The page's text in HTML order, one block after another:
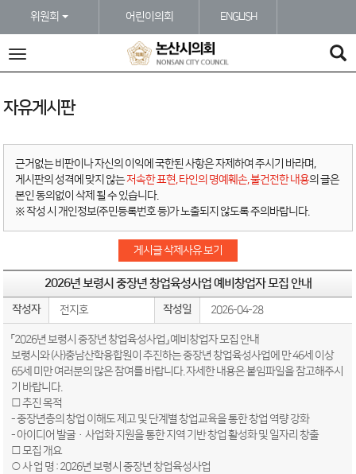
위원회
어린이의회 ENGLISH
전
자유게시판
근거없는 비판이나 자신의 이익에 국한된 사항은 자제하여 주시기 바라며,
게시판의 성격에 맞지 않는저속한 표현, 타인의 명예훼손, 불건전한 내용의 글은
본인 동의없이 삭제 될 수 있습니다.
※ 작성 시 개인정보(주민등록번호 등)가 노출되지 않도록 주의바랍니다.
게시글 삭제사유 보기
2026년 보령시 중장년 창업육성사업 예비창업자 모집 안내
작성자 전지호 작성일 2026-04-28
「2026년 보령시 중장년 창업육성사업」 예비창업자 모집 안내
보령시와 (사)충남산학융합원이 추진하는 중장년 창업육성사업에 만 46세 이상
65세 미만 여러분의 많은 참여를 바랍니다. 자세한 내용은 붙임파일을 참고해주시
기 바랍니다.
□ 추진 목적
- 중장년층의 창업 이해도 제고 및 단계별 창업교육을 통한 창업 역량 강화
- 아이디어 발굴·사업화 지원을 통한 지역 기반 창업 활성화 및 일자리 창출
□ 모집 개요
○ 사 업 명 : 2026년 보령시 중장년 창업육성사업